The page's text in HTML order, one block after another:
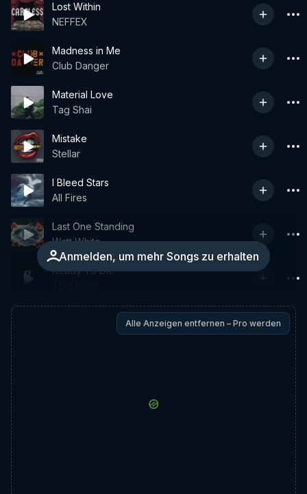
Lost Within
NEFFEX
Madness in Me
Club Danger
Material Love
Tag Shai
Mistake
Stellar
I Bleed Stars
All Fires
Anmelden, um mehr Songs zu erhalten
Last One Standing
Watt White
Ready To Die
Alle Anzeigen entfernen – Pro werden